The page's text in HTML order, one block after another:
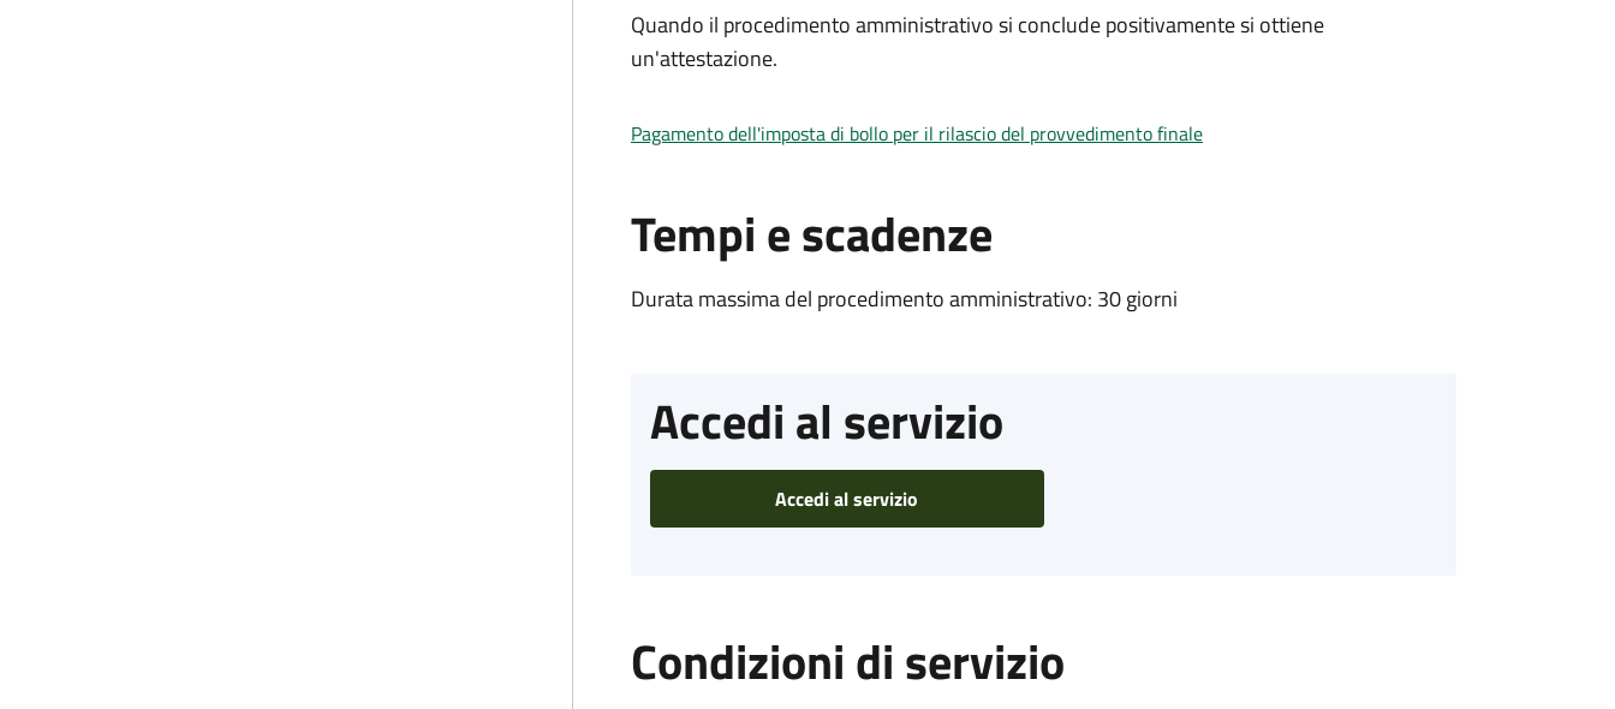
Quando il procedimento amministrativo si conclude positivamente si ottiene
un'attestazione.
Pagamento dell'imposta di bollo per il rilascio del provvedimento finale
Tempi e scadenze
Durata massima del procedimento amministrativo: 30 giorni
Accedi al servizio
Accedi al servizio
Condizioni di servizio